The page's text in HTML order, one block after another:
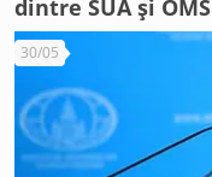
dintre SUA și OMS
30/05